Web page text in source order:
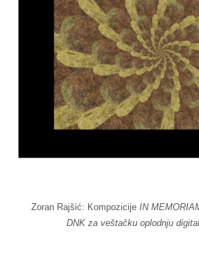
Zoran Rajšić: Kompozicije IN
DNK za veštačku oplodnju